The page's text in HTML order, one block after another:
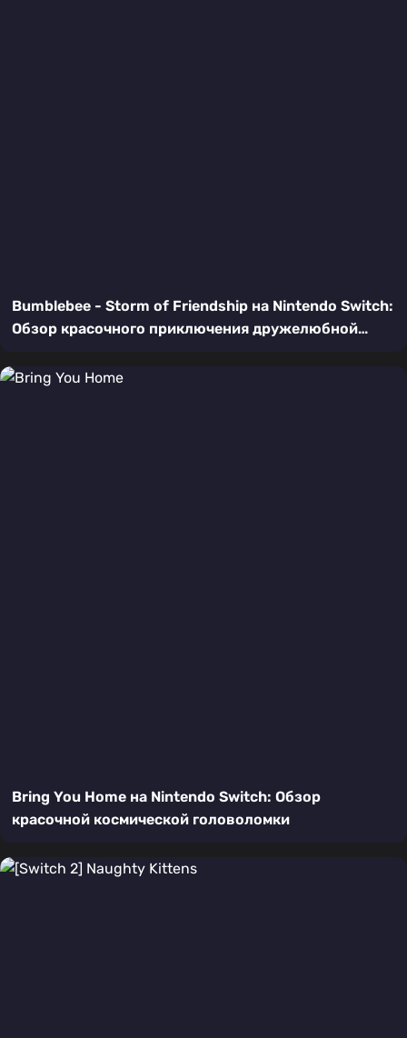
Bumblebee - Storm of Friendship на Nintendo Switch:
Обзор красочного приключения дружелюбной
Bring You Home на Nintendo Switch: Обзор
красочной космической головоломки